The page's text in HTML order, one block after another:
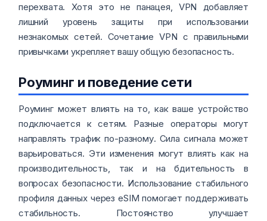
перехвата. Хотя это не панацея, VPN добавляет
лишний уровень защиты при использовании
незнакомых сетей. Сочетание VPN с правильными
привычками укрепляет вашу общую безопасность.
Роуминг и поведение сети
Роуминг может влиять на то, как ваше устройство
подключается к сетям. Разные операторы могут
направлять трафик по-разному. Сила сигнала может
варьироваться. Эти изменения могут влиять как на
производительность, так и на бдительность в
вопросах безопасности. Использование стабильного
профиля данных через eSIM помогает поддерживать
стабильность. Постоянство улучшает